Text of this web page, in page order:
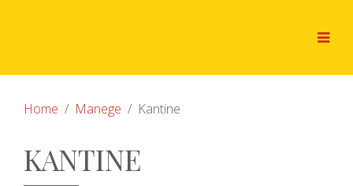
Home Manege Kantine
KANTINE